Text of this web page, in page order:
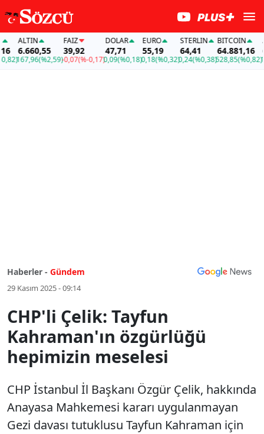
ALTIN
6.660,55
167,96(%2,59)
FAİZ
39,92
-0,07(%-0,17)
DOLAR
47,71
0,09(%0,18)
EURO
55,19
0,18(%0,32)
STERLIN
64,41
0,24(%0,38)
BITCOIN
64.881,16
528,85(%0,82)
Haberler - Gündem
29 Kasım 2025 - 09:14
CHP'li Çelik: Tayfun
Kahraman'ın özgürlüğü
hepimizin meselesi
CHP İstanbul İl Başkanı Özgür Çelik, hakkında
Anayasa Mahkemesi kararı uygulanmayan
Gezi davası tutuklusu Tayfun Kahraman için